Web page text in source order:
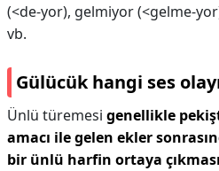
(<de-yor), gelmiyor (<gelme-
vb.
Gülücük hangi ses
Ünlü türemesi genellikle
amacı ile gelen ekler
bir ünlü harfin ortaya çıkması